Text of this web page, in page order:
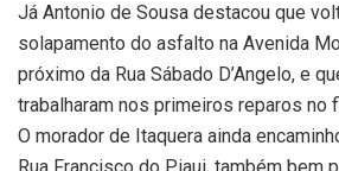
Já Antonio de Sousa destacou que
solapamento do asfalto na Avenida
próximo da Rua Sábado D’Angelo, e
trabalharam nos primeiros reparos no
O morador de Itaquera ainda